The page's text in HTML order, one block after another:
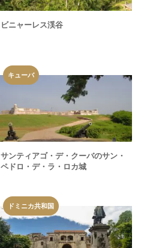
ビニャーレス渓谷
キューバ
サンティアゴ・デ・クーバのサン・
ペドロ・デ・ラ・ロカ城
ドミニカ共和国